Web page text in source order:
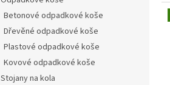
Betonové odpadkové koše
Dřevěné odpadkové koše
Plastové odpadkové koše
Kovové odpadkové koše
Stojany na kola